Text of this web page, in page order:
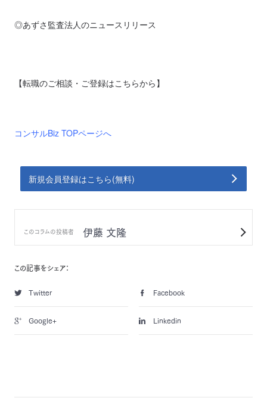
◎あずさ監査法人のニュースリリース
【転職のご相談・ご登録はこちらから】
コンサルBiz TOPページへ
新規会員登録はこちら(無料)
このコラムの投稿者 伊藤 文隆
この記事をシェア：
Twitter Facebook
Google+ Linkedin